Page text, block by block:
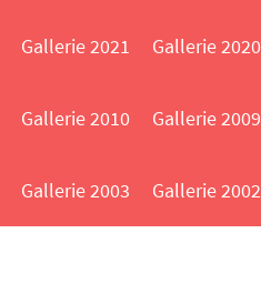
Gallerie 2021 Gallerie 2020
Gallerie 2010 Gallerie 2009
Gallerie 2003 Gallerie 2002